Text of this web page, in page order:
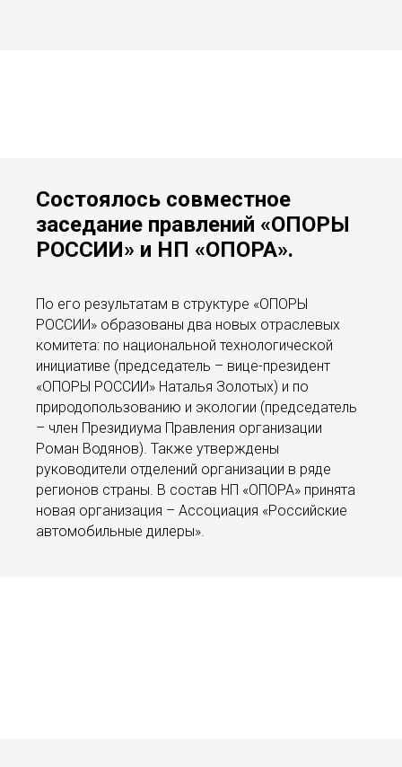
Состоялось совместное
заседание правлений «ОПОРЫ
РОССИИ» и НП «ОПОРА».
По его результатам в структуре «ОПОРЫ
РОССИИ» образованы два новых отраслевых
комитета: по национальной технологической
инициативе (председатель – вице-президент
«ОПОРЫ РОССИИ» Наталья Золотых) и по
природопользованию и экологии (председатель
– член Президиума Правления организации
Роман Водянов). Также утверждены
руководители отделений организации в ряде
регионов страны. В состав НП «ОПОРА» принята
новая организация – Ассоциация «Российские
автомобильные дилеры».